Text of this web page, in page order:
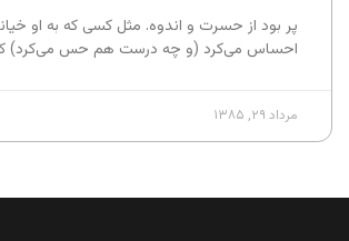
پر بود از حسرت و اندوه. مثل کسی که به او
احساس می‌کرد (و چه درست هم حس می‌کرد)
مرداد ۲۹, ۱۳۸۵